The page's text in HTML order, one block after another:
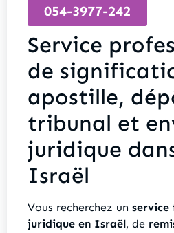
054-3977-242
Service
de
apostille,
tribunal et
juridique
Israël
Vous recherchez un service
juridique en Israël, de